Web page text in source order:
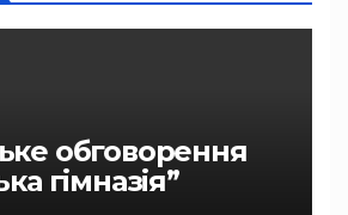
обговорення
гімназія”